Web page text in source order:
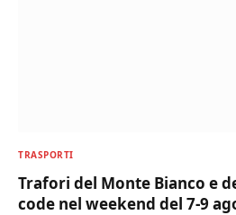
TRASPORTI
Trafori del Monte Bianco e
code nel weekend del 7-9